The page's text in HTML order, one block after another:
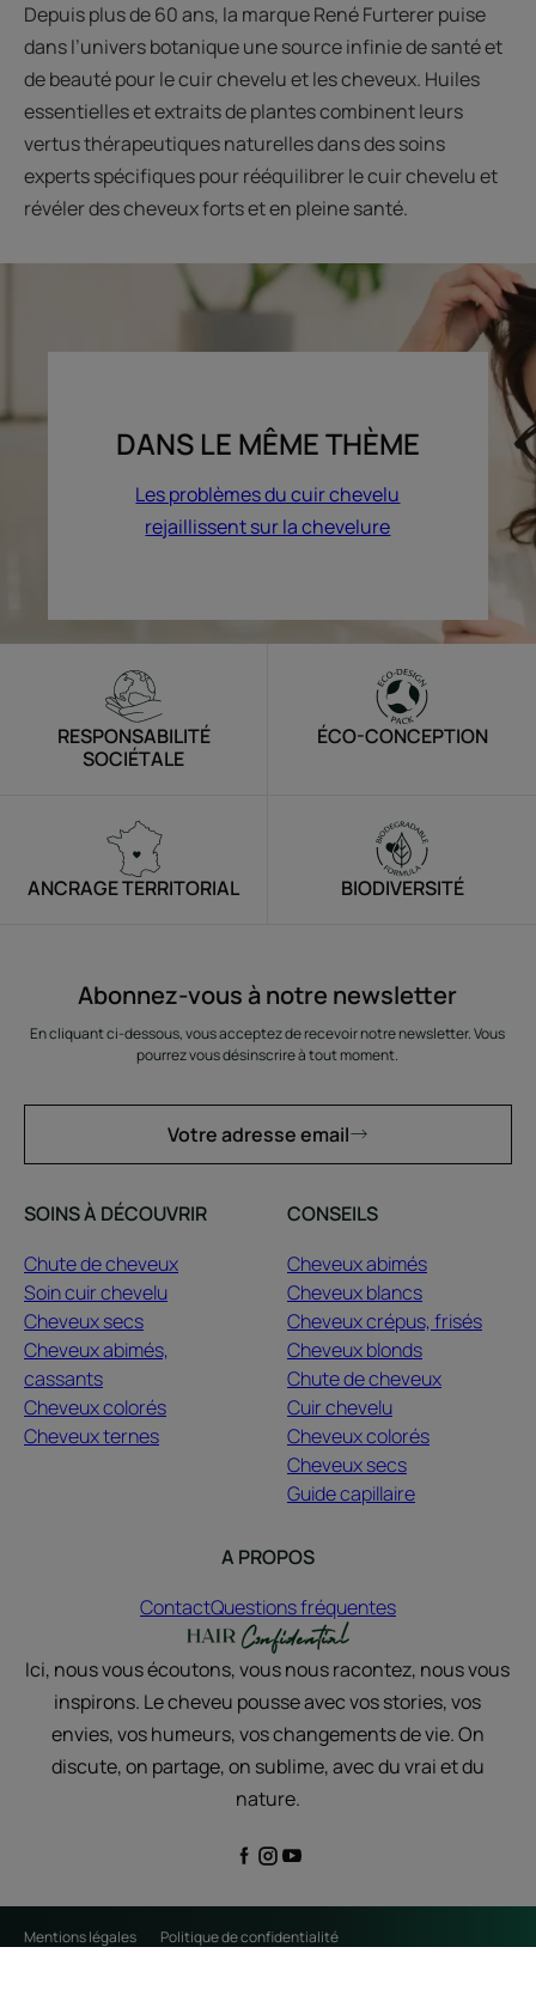
Depuis plus de 60 ans, la marque René Furterer puise
dans l’univers botanique une source infinie de santé et
de beauté pour le cuir chevelu et les cheveux. Huiles
essentielles et extraits de plantes combinent leurs
vertus thérapeutiques naturelles dans des soins
experts spécifiques pour rééquilibrer le cuir chevelu et
révéler des cheveux forts et en pleine santé.
DANS LE MÊME THÈME
Les problèmes du cuir chevelu
rejaillissent sur la chevelure
RESPONSABILITÉ
SOCIÉTALE
ÉCO-CONCEPTION
ANCRAGE TERRITORIAL BIODIVERSITÉ
Abonnez-vous à notre newsletter
En cliquant ci-dessous, vous acceptez de recevoir notre newsletter. Vous
pourrez vous désinscrire à tout moment.
Votre adresse email
SOINS À DÉCOUVRIR
Chute de cheveux
Soin cuir chevelu
Cheveux secs
Cheveux abimés,
cassants
Cheveux colorés
Cheveux ternes
CONSEILS
Cheveux abimés
Cheveux blancs
Cheveux crépus, frisés
Cheveux blonds
Chute de cheveux
Cuir chevelu
Cheveux colorés
Cheveux secs
Guide capillaire
A PROPOS
ContactQuestions fréquentes
Ici, nous vous écoutons, vous nous racontez, nous vous
inspirons. Le cheveu pousse avec vos stories, vos
envies, vos humeurs, vos changements de vie. On
discute, on partage, on sublime, avec du vrai et du
nature.
Mentions légales
Politique de confidentialité